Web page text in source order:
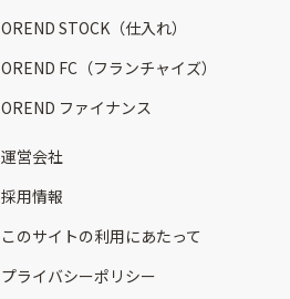
OREND STOCK（仕入れ）
OREND FC（フランチャイズ）
OREND ファイナンス
運営会社
採用情報
このサイトの利用にあたって
プライバシーポリシー